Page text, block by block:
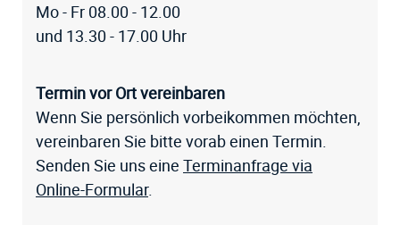
Mo - Fr 08.00 - 12.00
und 13.30 - 17.00 Uhr
Termin vor Ort vereinbaren
Wenn Sie persönlich vorbeikommen möchten,
vereinbaren Sie bitte vorab einen Termin.
Senden Sie uns eine Terminanfrage via
Online-Formular.